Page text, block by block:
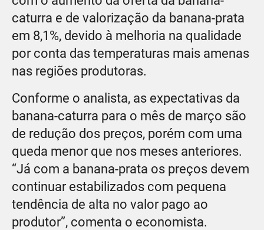
caturra e de valorização da banana-prata
em 8,1%, devido à melhoria na qualidade
por conta das temperaturas mais amenas
nas regiões produtoras.
Conforme o analista, as expectativas da
banana-caturra para o mês de março são
de redução dos preços, porém com uma
queda menor que nos meses anteriores.
“Já com a banana-prata os preços devem
continuar estabilizados com pequena
tendência de alta no valor pago ao
produtor”, comenta o economista.